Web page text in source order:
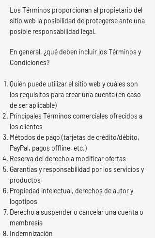
Los Términos proporcionan al propietario del
sitio web la posibilidad de protegerse ante una
posible responsabilidad legal.
En general, ¿qué deben incluir los Términos y
Condiciones?
Quién puede utilizar el sitio web y cuáles son
los requisitos para crear una cuenta (en caso
de ser aplicable)
Principales Términos comerciales ofrecidos a
los clientes
Métodos de pago (tarjetas de crédito/débito,
PayPal, pagos offline, etc.)
Reserva del derecho a modificar ofertas
Garantías y responsabilidad por los servicios y
productos
Propiedad intelectual, derechos de autor y
logotipos
Derecho a suspender o cancelar una cuenta o
membresía
Indemnización